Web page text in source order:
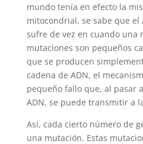
mundo tenía en efecto la
mitocondrial, se sabe que el
sufre de vez en cuando una
mutaciones son pequeños
que se producen
cadena de ADN, el
pequeño fallo que, al pasar
ADN, se puede transmitir a
Así, cada cierto número de
una mutación. Estas